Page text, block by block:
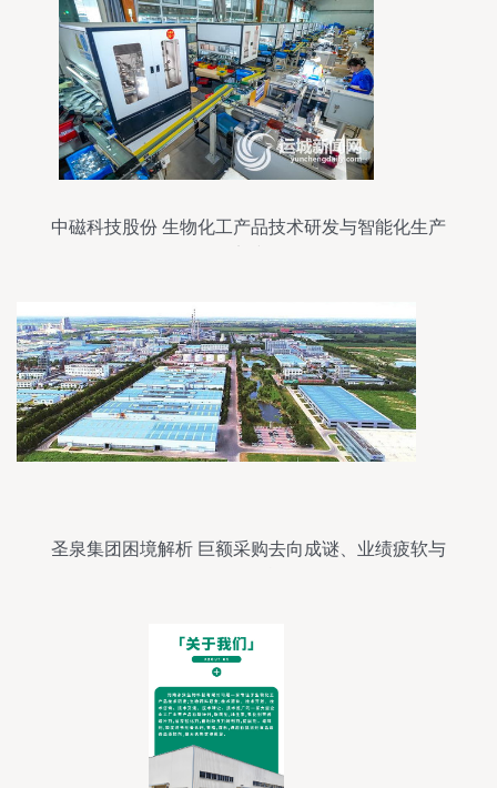
中磁科技股份 生物化工产品技术研发与智能化生产
圣泉集团困境解析 巨额采购去向成谜、业绩疲软与